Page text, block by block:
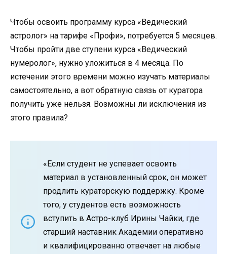
Чтобы освоить программу курса «Ведический
астролог» на тарифе «Профи», потребуется 5 месяцев.
Чтобы пройти две ступени курса «Ведический
нумеролог», нужно уложиться в 4 месяца. По
истечении этого времени можно изучать материалы
самостоятельно, а вот обратную связь от куратора
получить уже нельзя. Возможны ли исключения из
этого правила?
«Если студент не успевает освоить
материал в установленный срок, он может
продлить кураторскую поддержку. Кроме
того, у студентов есть возможность
вступить в Астро-клуб Ирины Чайки, где
старший наставник Академии оперативно
и квалифицированно отвечает на любые